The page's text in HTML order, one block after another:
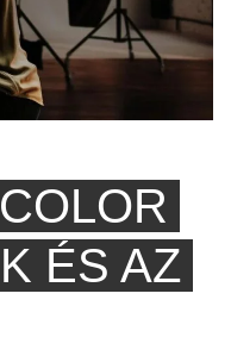
ÉS AZ